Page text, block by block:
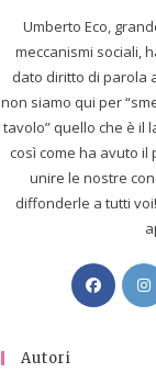
Umberto Eco,
meccanismi sociali,
dato diritto di parola
non siamo qui per
tavolo” quello che è il
così come ha avuto
unire le nostre
diffonderle a tutti
Autori